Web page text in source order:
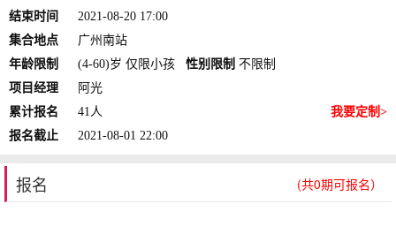
结束时间
2021-08-20 17:00
集合地点
广州南站
年龄限制
(4-60)岁 仅限小孩 性别限制 不限制
项目经理
阿光
累计报名
41人
我要定制>
报名截止
2021-08-01 22:00
报名 (共0期可报名）